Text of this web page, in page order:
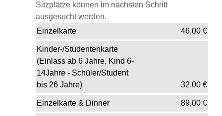
Sitzplätze können im nächsten Schritt
ausgesucht werden.
Einzelkarte
46,00€
Kinder-/Studentenkarte
(Einlass ab 6 Jahre, Kind 6-
14Jahre - Schüler/Student
bis 26 Jahre)
32,00€
Einzelkarte & Dinner 89,00€